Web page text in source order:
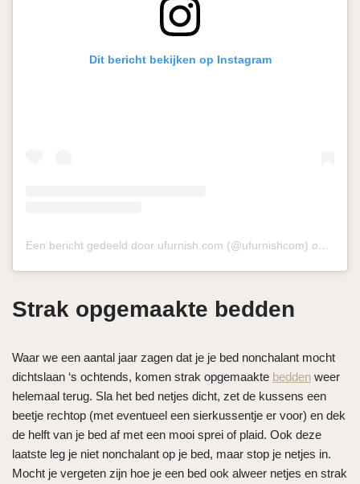
Dit bericht bekijken op Instagram
Een bericht gedeeld door ufurnish.com (@ufurnishcom) op
Strak opgemaakte bedden
Waar we een aantal jaar zagen dat je je bed nonchalant mocht
dichtslaan ‘s ochtends, komen strak opgemaakte bedden weer
helemaal terug. Sla het bed netjes dicht, zet de kussens een
beetje rechtop (met eventueel een sierkussentje er voor) en dek
de helft van je bed af met een mooi sprei of plaid. Ook deze
laatste leg je niet nonchalant op je bed, maar stop je netjes in.
Mocht je vergeten zijn hoe je een bed ook alweer netjes en strak